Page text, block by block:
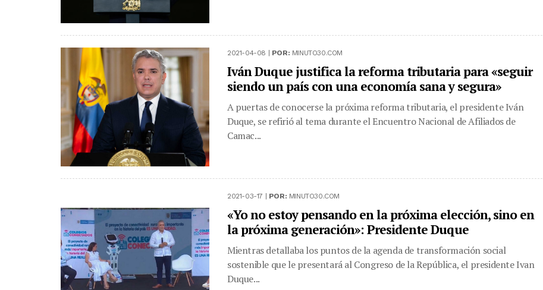
2021-04-08 | POR: MINUTO30.COM
Iván Duque justifica la reforma tributaria para «seguir
siendo un país con una economía sana y segura»
A puertas de conocerse la próxima reforma tributaria, el presidente Iván
Duque, se refirió al tema durante el Encuentro Nacional de Afiliados de
Camac...
2021-03-17 | POR: MINUTO30.COM
«Yo no estoy pensando en la próxima elección, sino en
la próxima generación»: Presidente Duque
Mientras detallaba los puntos de la agenda de transformación social
sostenible que le presentará al Congreso de la República, el presidente Ivan
Duque...